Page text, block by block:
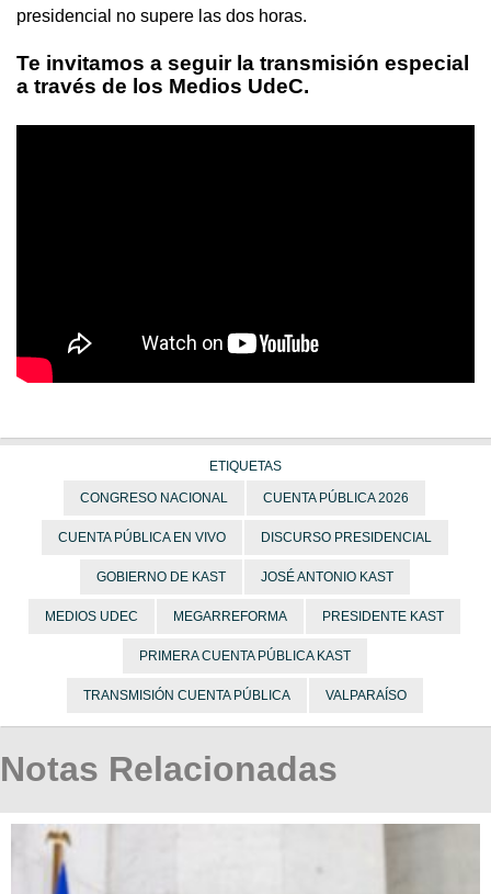
presidencial no supere las dos horas.
Te invitamos a seguir la transmisión especial
a través de los Medios UdeC.
ETIQUETAS
CONGRESO NACIONAL CUENTA PÚBLICA 2026
CUENTA PÚBLICA EN VIVO DISCURSO PRESIDENCIAL
GOBIERNO DE KAST JOSÉ ANTONIO KAST
MEDIOS UDEC MEGARREFORMA PRESIDENTE KAST
PRIMERA CUENTA PÚBLICA KAST
TRANSMISIÓN CUENTA PÚBLICA VALPARAÍSO
Notas Relacionadas